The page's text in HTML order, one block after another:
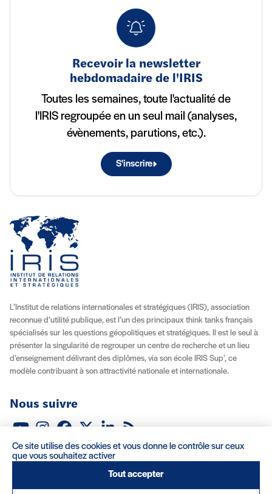
Recevoir la newsletter
hebdomadaire de l'IRIS
Toutes les semaines, toute l'actualité de
l'IRIS regroupée en un seul mail (analyses,
évènements, parutions, etc.).
S'inscrire
L’Institut de relations internationales et stratégiques (IRIS), association
reconnue d’utilité publique, est l’un des principaux think tanks français
spécialisés sur les questions géopolitiques et stratégiques. Il est le seul à
présenter la singularité de regrouper un centre de recherche et un lieu
d’enseignement délivrant des diplômes, via son école IRIS Sup’, ce
modèle contribuant à son attractivité nationale et internationale.
Nous suivre
À propos
Recrutement Locations Contact
Ce site utilise des cookies et vous donne le contrôle sur ceux
que vous souhaitez activer
Tout accepter